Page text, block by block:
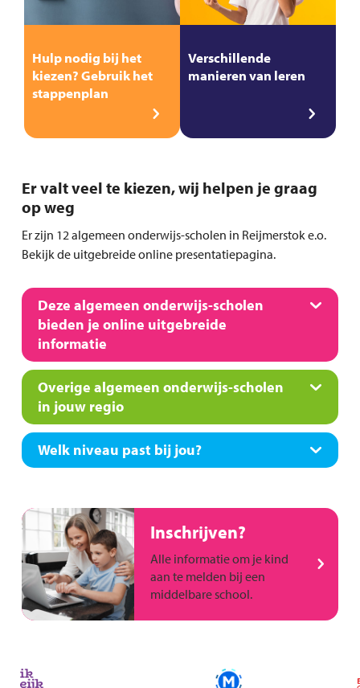
Hulp nodig bij het
kiezen? Gebruik het
stappenplan
Verschillende
manieren van leren
Er valt veel te kiezen, wij helpen je graag
op weg
Er zijn 12 algemeen onderwijs-scholen in Reijmerstok e.o.
Bekijk de uitgebreide online presentatiepagina.
Deze algemeen onderwijs-scholen
bieden je online uitgebreide
informatie
Overige algemeen onderwijs-scholen
in jouw regio
Welk niveau past bij jou?
Inschrijven?
Alle informatie om je kind
aan te melden bij een
middelbare school.